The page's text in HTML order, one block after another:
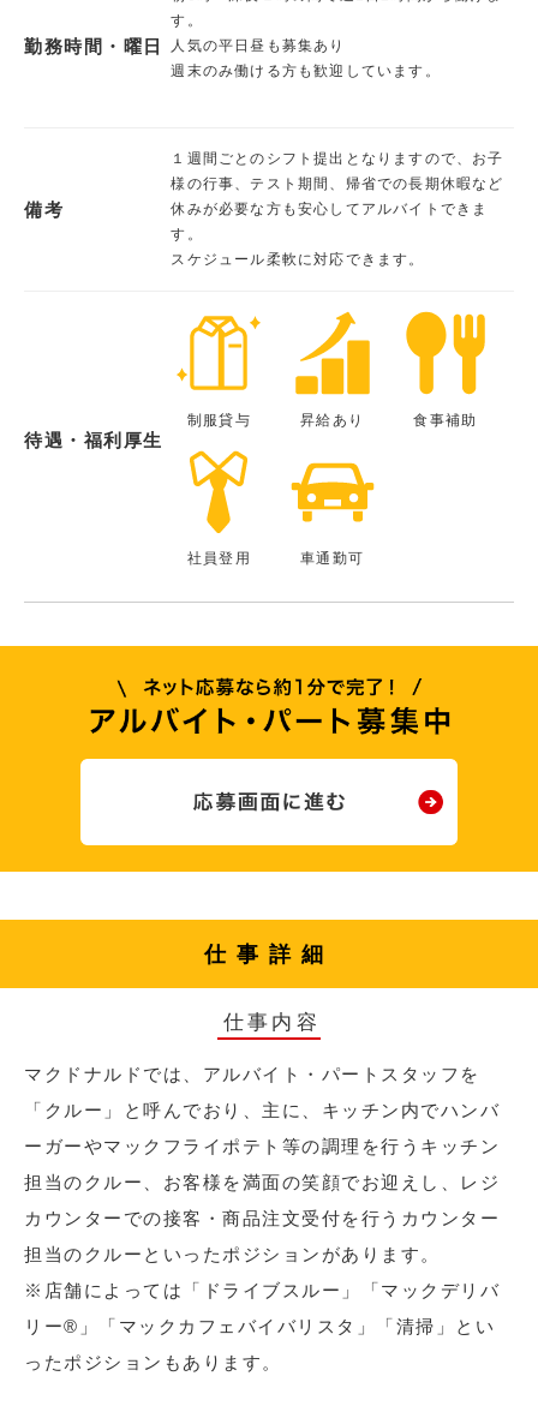
勤務時間・曜日
す。
人気の平日昼も募集あり
週末のみ働ける方も歓迎しています。
備考
１週間ごとのシフト提出となりますので、お子
様の行事、テスト期間、帰省での長期休暇など
休みが必要な方も安心してアルバイトできま
す。
スケジュール柔軟に対応できます。
待遇・福利厚生
制服貸与 昇給あり 食事補助
社員登用 車通勤可
仕事詳細
仕事内容
マクドナルドでは、アルバイト・パートスタッフを
「クルー」と呼んでおり、主に、キッチン内でハンバ
ーガーやマックフライポテト等の調理を行うキッチン
担当のクルー、お客様を満面の笑顔でお迎えし、レジ
カウンターでの接客・商品注文受付を行うカウンター
担当のクルーといったポジションがあります。
※店舗によっては「ドライブスルー」「マックデリバ
リー®︎」「マックカフェバイバリスタ」「清掃」とい
ったポジションもあります。